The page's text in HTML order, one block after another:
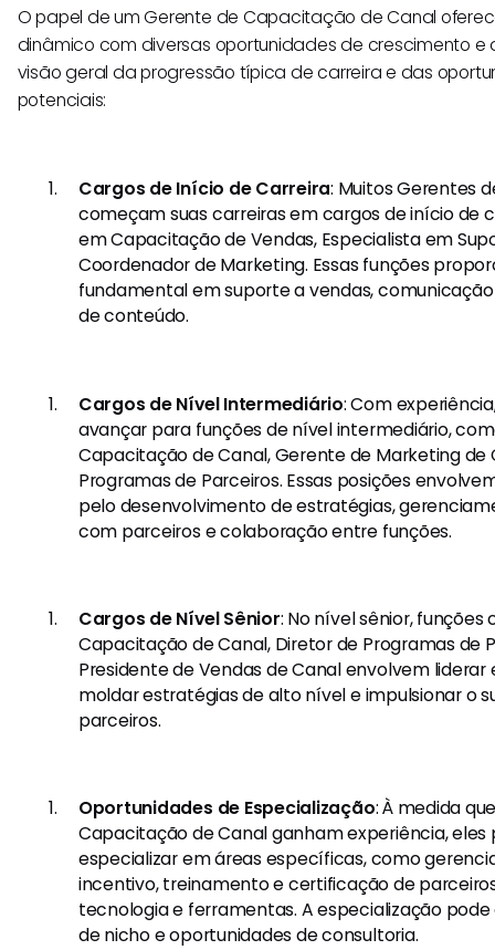
O papel de um Gerente de Capacitação de Canal
dinâmico com diversas oportunidades de crescimento e
visão geral da progressão típica de carreira e das
potenciais:
Cargos de Início de Carreira: Muitos Gerentes
começam suas carreiras em cargos de início de
em Capacitação de Vendas, Especialista em
Coordenador de Marketing. Essas funções
fundamental em suporte a vendas,
de conteúdo.
Cargos de Nível Intermediário: Com
avançar para funções de nível intermediário,
Capacitação de Canal, Gerente de Marketing de
Programas de Parceiros. Essas posições
pelo desenvolvimento de estratégias,
com parceiros e colaboração entre funções.
Cargos de Nível Sênior: No nível sênior,
Capacitação de Canal, Diretor de Programas de
Presidente de Vendas de Canal envolvem
moldar estratégias de alto nível e impulsionar o
parceiros.
Oportunidades de Especialização: À medida
Capacitação de Canal ganham experiência,
especializar em áreas específicas, como
incentivo, treinamento e certificação de
tecnologia e ferramentas. A especialização
de nicho e oportunidades de consultoria.